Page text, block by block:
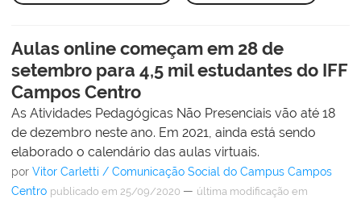
Aulas online começam em 28 de
setembro para 4,5 mil estudantes do IFF
Campos Centro
As Atividades Pedagógicas Não Presenciais vão até 18
de dezembro neste ano. Em 2021, ainda está sendo
elaborado o calendário das aulas virtuais.
por Vitor Carletti / Comunicação Social do Campus Campos
Centro publicado em 25/09/2020 — última modificação em